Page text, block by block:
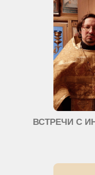
ВСТРЕЧИ С